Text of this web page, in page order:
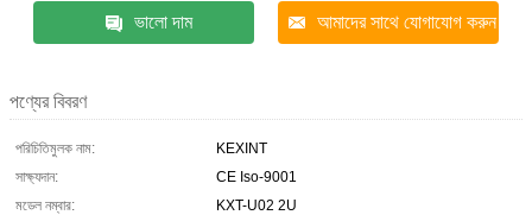
ভালো দাম আমাদের সাথে যোগাযোগ করুন
পণ্যের বিবরণ
পরিচিতিমুলক নাম:
KEXINT
সাক্ষ্যদান:
CE Iso-9001
মডেল নম্বার:
KXT-U02 2U